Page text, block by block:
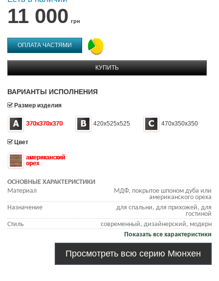
11 000 грн
ОПЛАТА ЧАСТЯМИ
КУПИТЬ
ВАРИАНТЫ ИСПОЛНЕНИЯ
Размер изделия
370х370х370 420х525х525 470х350х350
Цвет
американский
орех
ОСНОВНЫЕ ХАРАКТЕРИСТИКИ
Материал
МДФ, покрытое шпоном дуба или
американского ореха
Назначение
для спальни, для прихожей, для
гостиной
Стиль
современный, дизайнерский, модерн
Показать все характеристики
Просмотреть всю серию Мюнхен